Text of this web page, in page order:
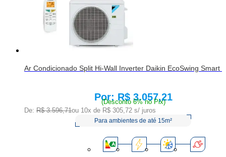
Ar Condicionado Split Hi-Wall Inverter Daikin EcoSwing Smart
Price:
R$ 3.057,21
(Desconto 6% no Pix)
De: R$ 3.596,71ou 10x de R$ 305,72 s/ juros
Para ambientes de até 15m²